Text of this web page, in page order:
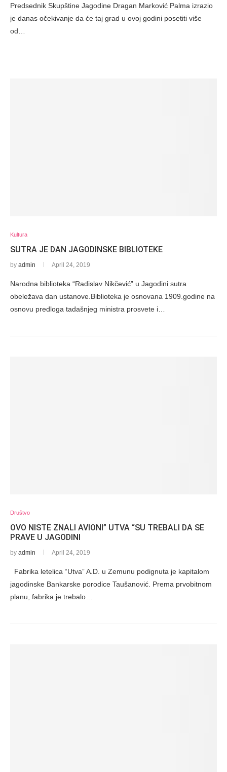
Predsednik Skupštine Jagodine Dragan Marković Palma izrazio
je danas očekivanje da će taj grad u ovoj godini posetiti više
od…
Kultura
SUTRA JE DAN JAGODINSKE BIBLIOTEKE
by admin April 24, 2019
Narodna biblioteka “Radislav Nikčević” u Jagodini sutra
obeležava dan ustanove.Biblioteka je osnovana 1909.godine na
osnovu predloga tadašnjeg ministra prosvete i…
Društvo
OVO NISTE ZNALI AVIONI” UTVA “SU TREBALI DA SE
PRAVE U JAGODINI
by admin April 24, 2019
Fabrika letelica “Utva” A.D. u Zemunu podignuta je kapitalom
jagodinske Bankarske porodice Taušanović. Prema prvobitnom
planu, fabrika je trebalo…